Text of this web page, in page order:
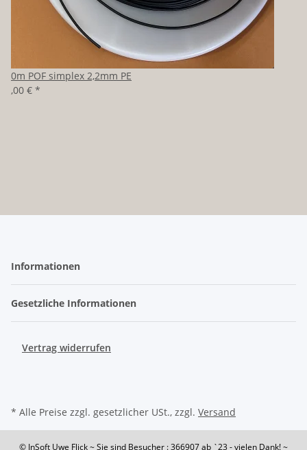
100m POF simplex 2,2mm PE
80,00 € *
Informationen
Gesetzliche Informationen
Vertrag widerrufen
* Alle Preise zzgl. gesetzlicher USt., zzgl. Versand
© InSoft Uwe Flick~ Sie sind Besucher : 366907ab `23 - vielen Dank! ~